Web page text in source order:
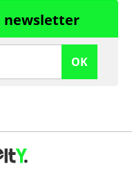
newsletter
OK